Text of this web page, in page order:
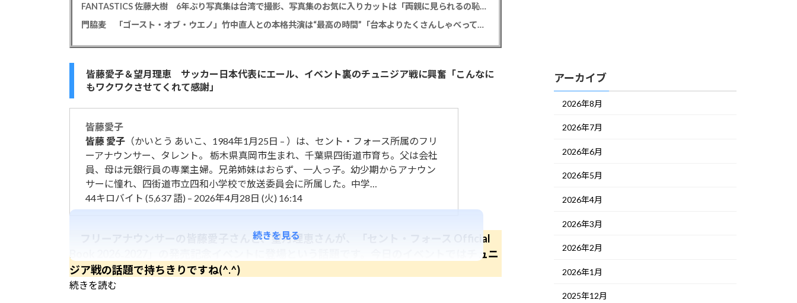
FANTASTICS 佐藤大樹 6年ぶり写真集は台湾で撮影、写真集のお気に入りカットは「両親に見られるの恥ずかしい」
門脇麦 「ゴースト・オブ・ウエノ」竹中直人との本格共演は“最高の時間”「台本よりたくさんしゃべってた」
皆藤愛子＆望月理恵 サッカー日本代表にエール、イベント裏のチュニジア戦に興奮「こんなに
もワクワクさせてくれて感謝」
皆藤愛子
皆藤 愛子 （かいとう あいこ、1984年1月25日 – ）は、セント・フォース所属のフリ
ーアナウンサー、タレント。 栃木県真岡市生まれ、千葉県四街道市育ち。父は会社
員、母は元銀行員の専業主婦。兄弟姉妹はおらず、一人っ子。幼少期からアナウン
サーに憧れ、四街道市立四和小学校で放送委員会に所属した。中学…
44キロバイト (5,637 語) – 2026年4月28日 (火) 16:14
フリーアナウンサーの皆藤愛子さんと、望月理恵さんが、「セント・フォース Official
Book 2026₋2027」の発売記念イベントに登場という話題です。今日のイベントではチュニ
ジア戦の話題で持ちきりですね(^.^)
続きを読む
続きを見る
アーカイブ
2026年8月
2026年7月
2026年6月
2026年5月
2026年4月
2026年3月
2026年2月
2026年1月
2025年12月